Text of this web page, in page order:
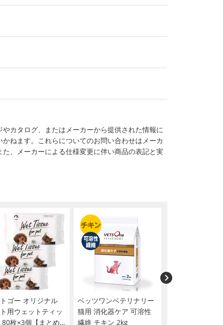
カタログ、またはメーカーから提供された情報に
ねます。これらについてのお問い合わせはメーカ
、メーカーによる仕様変更に伴い商品の表記と実
ゴー オリジナル
用ウェットティッ
80枚×3個【まとめ
ベッツワンベテリナリー
猫用 消化器ケア 可溶性
繊維 チキン 2kg